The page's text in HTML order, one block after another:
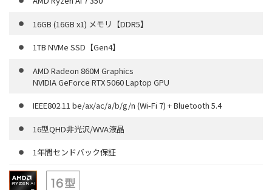
16GB (16GB x1) メモリ【DDR5】
1TB NVMe SSD【Gen4】
AMD Radeon 860M Graphics
NVIDIA GeForce RTX 5060 Laptop GPU
IEEE802.11 be/ax/ac/a/b/g/n (Wi-Fi 7) + Bluetooth 5.4
16型QHD非光沢/WVA液晶
1年間センドバック保証